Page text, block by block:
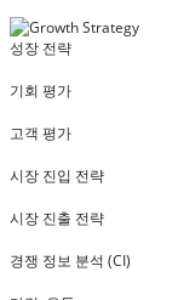
성장 전략
기회 평가
고객 평가
시장 진입 전략
시장 진출 전략
경쟁 정보 분석 (CI)